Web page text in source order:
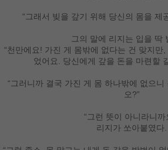
“그래서 빚을 갚기 위해 당신의 몸을 제
그의 말에 리지는 입을 딱
“천만에요! 가진 게 몸밖에 없다는 건 맞지만,
었어요. 당신에게 갚을 돈을 마련할
“그러니까 결국 가진 게 몸 하나밖에 없으니
오?”
“그런 뜻이 아니라니까
리지가 쏘아붙였다.